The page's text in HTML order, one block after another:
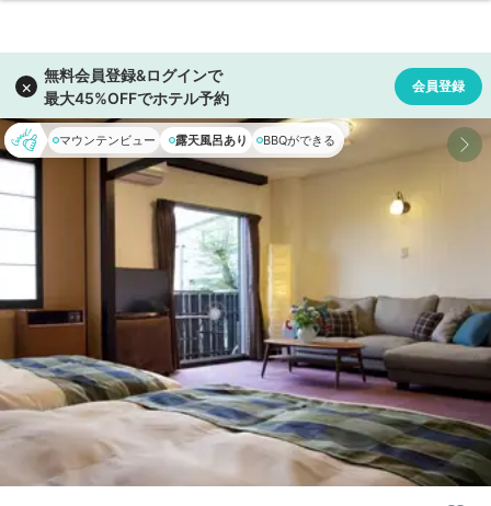
マウンテンビュー 露天風呂あり BBQができる